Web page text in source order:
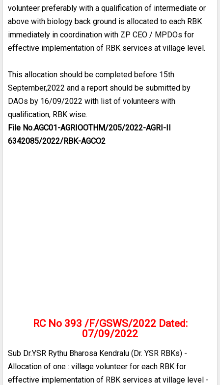
volunteer preferably with a qualification of intermediate or
above with biology back ground is allocated to each RBK
immediately in coordination with ZP CEO / MPDOs for
effective implementation of RBK services at village level.
This allocation should be completed before 15th
September,2022 and a report should be submitted by
DAOs by 16/09/2022 with list of volunteers with
qualification, RBK wise.
File No.AGC01-AGRIOOTHM/205/2022-AGRI-II
6342085/2022/RBK-AGCO2
RC No 393 /F/GSWS/2022 Dated:
07/09/2022
Sub Dr.YSR Rythu Bharosa Kendralu (Dr. YSR RBKs) -
Allocation of one : village volunteer for each RBK for
effective implementation of RBK services at village level -